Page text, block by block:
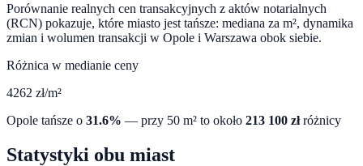
Porównanie realnych cen transakcyjnych z aktów notarialnych
(RCN) pokazuje, które miasto jest tańsze: mediana za m², dynamika
zmian i wolumen transakcji w Opole i Warszawa obok siebie.
Różnica w medianie ceny
4262 zł/m²
Opole tańsze o 31.6% — przy 50 m² to około 213 100 złróżnicy
Statystyki obu miast